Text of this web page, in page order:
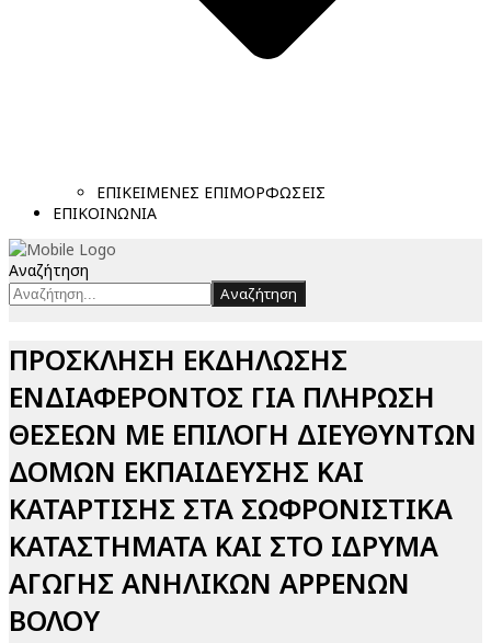
ΕΠΙΚΕΙΜΕΝΕΣ ΕΠΙΜΟΡΦΩΣΕΙΣ
ΕΠΙΚΟΙΝΩΝΙΑ
Αναζήτηση
Αναζήτηση
ΠΡΟΣΚΛΗΣΗ ΕΚΔΗΛΩΣΗΣ
ΕΝΔΙΑΦΕΡΟΝΤΟΣ ΓΙΑ ΠΛΗΡΩΣΗ
ΘΕΣΕΩΝ ΜΕ ΕΠΙΛΟΓΗ ΔΙΕΥΘΥΝΤΩΝ
ΔΟΜΩΝ ΕΚΠΑΙΔΕΥΣΗΣ ΚΑΙ
ΚΑΤΑΡΤΙΣΗΣ ΣΤΑ ΣΩΦΡΟΝΙΣΤΙΚΑ
ΚΑΤΑΣΤΗΜΑΤΑ ΚΑΙ ΣΤΟ ΙΔΡΥΜΑ
ΑΓΩΓΗΣ ΑΝΗΛΙΚΩΝ ΑΡΡΕΝΩΝ
ΒΟΛΟΥ